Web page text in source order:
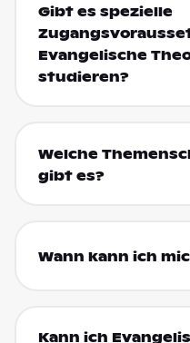
Gibt es spezielle
Evangelische
studieren?
Welche
gibt es?
Wann kann ich
Kann ich